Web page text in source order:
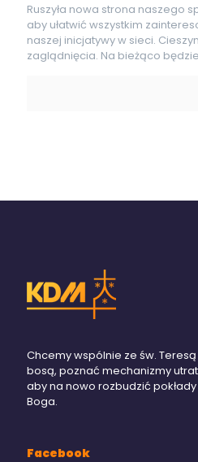
Ruszyła nowa strona naszego
aby ułatwić wszystkim
naszej inicjatywy w sieci.
zaglądnięcia. Na bieżąco
Chcemy wspólnie ze św.
bosą, poznać mechanizmy
aby na nowo rozbudzić
Boga.
Facebook